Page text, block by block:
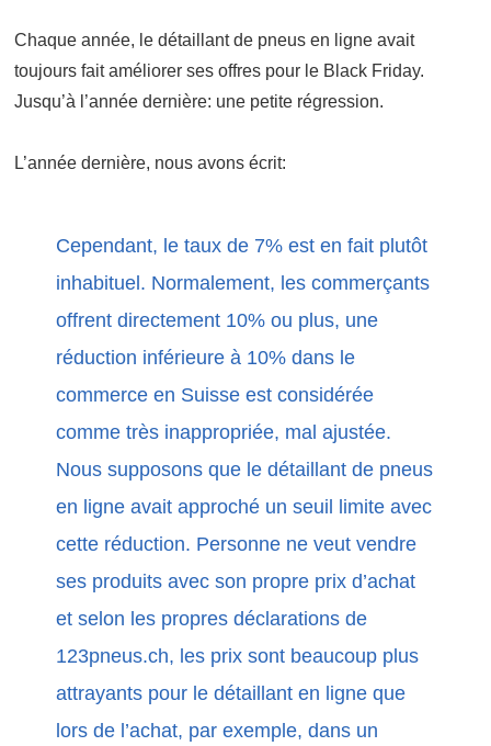
Chaque année, le détaillant de pneus en ligne avait
toujours fait améliorer ses offres pour le Black Friday.
Jusqu’à l’année dernière: une petite régression.
L’année dernière, nous avons écrit:
Cependant, le taux de 7% est en fait plutôt
inhabituel. Normalement, les commerçants
offrent directement 10% ou plus, une
réduction inférieure à 10% dans le
commerce en Suisse est considérée
comme très inappropriée, mal ajustée.
Nous supposons que le détaillant de pneus
en ligne avait approché un seuil limite avec
cette réduction. Personne ne veut vendre
ses produits avec son propre prix d’achat
et selon les propres déclarations de
123pneus.ch, les prix sont beaucoup plus
attrayants pour le détaillant en ligne que
lors de l’achat, par exemple, dans un